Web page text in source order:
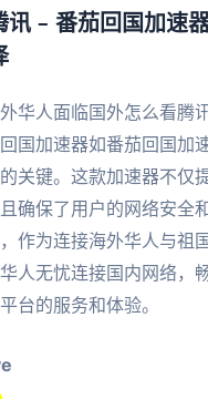
讯 – 番茄回国加速
华人面临国外怎么看腾
国加速器如番茄回国加
关键。这款加速器不仅
确保了用户的网络安全
作为连接海外华人与祖
人无忧连接国内网络，
台的服务和体验。